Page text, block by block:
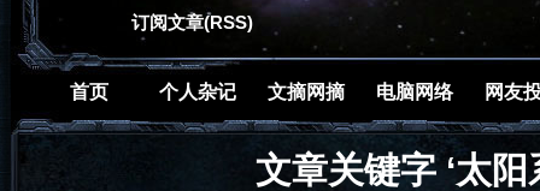
订阅文章(RSS)
首页 个人杂记 文摘网摘 电脑网络 网友
文章关键字 ‘太阳